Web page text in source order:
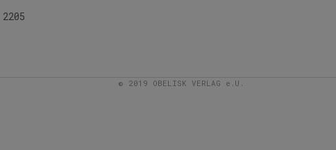
© 2019 OBELISK VERLAG e.U.